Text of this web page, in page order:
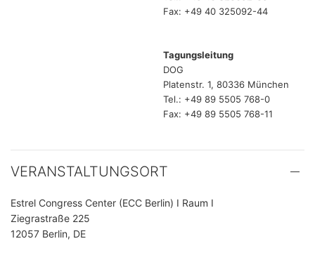
Fax: +49 40 325092-44
Tagungsleitung
DOG
Platenstr. 1, 80336 München
Tel.: +49 89 5505 768-0
Fax: +49 89 5505 768-11
VERANSTALTUNGSORT
Estrel Congress Center (ECC Berlin) I Raum I
Ziegrastraße 225
12057 Berlin, DE